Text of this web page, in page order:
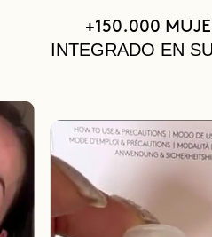
+150.000
INTEGRADO EN